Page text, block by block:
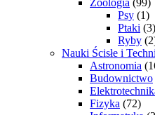
Zoologia (99)
Psy (1)
Ptaki (3)
Ryby
Nauki Ścisłe i
Astronomia
Budownictwo
Fizyka (72)